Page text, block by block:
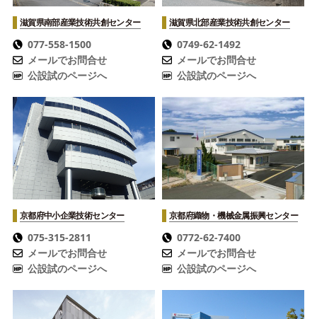
滋賀県南部産業技術共創センター
077-558-1500
メールでお問合せ
公設試のページへ
滋賀県北部産業技術共創センター
0749-62-1492
メールでお問合せ
公設試のページへ
京都府中小企業技術センター
075-315-2811
メールでお問合せ
公設試のページへ
京都府織物・機械金属振興センター
0772-62-7400
メールでお問合せ
公設試のページへ